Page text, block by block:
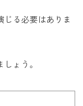
じる必要はありま
ょう。